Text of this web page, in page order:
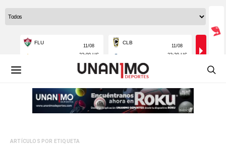
ARTÍCULOS POR ETIQUETA